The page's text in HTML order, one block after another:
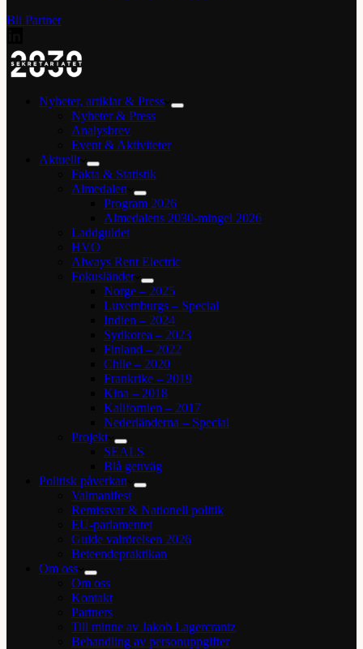
Bli Partner
Nyheter, artiklar & Press
Nyheter & Press
Analysbrev
Event & Aktiviteter
Aktuellt
Fakta & Statistik
Almedalen
Program 2026
Almedalens 2030-mingel 2026
Laddguldet
HVO
Always Rent Electric
Fokusländer
Norge – 2025
Luxemburgs – Special
Indien – 2024
Sydkorea – 2023
Finland – 2022
Chile – 2020
Frankrike – 2019
Kina – 2018
Kalifornien – 2017
Nederländerna – Special
Projekt
SEALS
Blå genväg
Politisk påverkan
Valmanifest
Remissvar & Nationell politik
EU-parlamentet
Guide valrörelsen 2026
Beteendepraktikan
Om oss
Om oss
Kontakt
Partners
Till minne av Jakob Lagercrantz
Behandling av personuppgifter